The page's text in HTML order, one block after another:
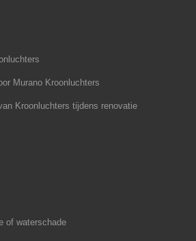
Murano Kroonluchters
Kroonluchters tijdens renovatie
of waterschade